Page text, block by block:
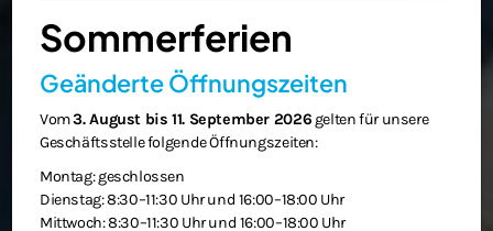
Sommerferien
Geänderte Öffnungszeiten
Vom3. August bis 11. September 2026 gelten für unsere
Geschäftsstelle folgende Öffnungszeiten:
Montag: geschlossen
Dienstag: 8:30–11:30 Uhr und 16:00–18:00 Uhr
Mittwoch: 8:30–11:30 Uhr und 16:00–18:00 Uhr